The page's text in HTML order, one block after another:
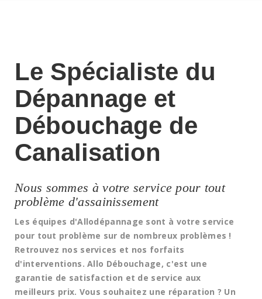
Le Spécialiste du
Dépannage et
Débouchage de
Canalisation
Nous sommes à votre service pour tout
problème d'assainissement
Les équipes d'Allodépannage sont à votre service
pour tout problème sur de nombreux problèmes !
Retrouvez nos services et nos forfaits
d'interventions. Allo Débouchage, c'est une
garantie de satisfaction et de service aux
meilleurs prix. Vous souhaitez une réparation ? Un